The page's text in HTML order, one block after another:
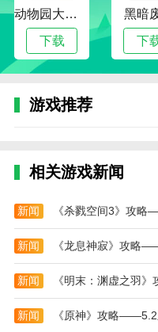
哦。可以一次性的添加
气信息和紫外线指数
的出行提供很大的便捷
2、在这里可以查询每
化，还有天气趋势图可
伏。手机一动轻松查询
更新日志
修复已知的bug
优化了软件体验
热门搜索: 世界末日生存游戏
野外生存的世界游戏攻略综
动物园大冒险
下载
黑暗
下
游戏推荐
相关游戏新闻
新闻
新闻 《龙息神寂》攻略
新闻
新闻 《原神》攻略